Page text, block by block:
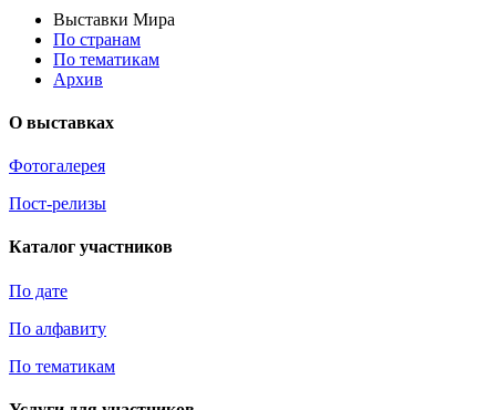
Выставки Мира
По странам
По тематикам
Архив
О выставках
Фотогалерея
Пост-релизы
Каталог участников
По дате
По алфавиту
По тематикам